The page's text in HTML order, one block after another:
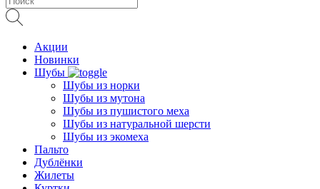
Акции
Новинки
Шубы
Шубы из норки
Шубы из мутона
Шубы из пушистого меха
Шубы из натуральной шерсти
Шубы из экомеха
Пальто
Дублёнки
Жилеты